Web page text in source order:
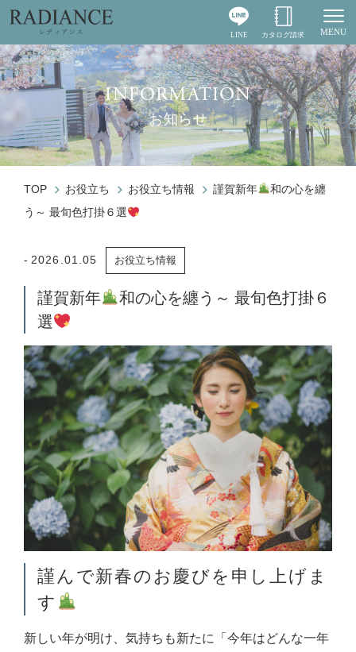
MENU
LINE カタログ請求
INFORMATION
お知らせ
TOP お役立ち お役立ち情報 謹賀新年
和の心を纏
う～ 最旬色打掛６選
2026.01.05 お役立ち情報
謹賀新年
和の心を纏う～ 最旬色打掛６
選
謹んで新春のお慶びを申し上げま
す
新しい年が明け、気持ちも新たに「今年はどんな一年